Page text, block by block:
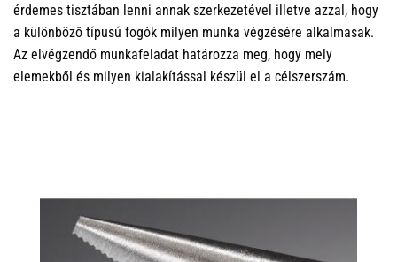
érdemes tisztában lenni annak szerkezetével illetve azzal, hogy
a különböző típusú fogók milyen munka végzésére alkalmasak.
Az elvégzendő munkafeladat határozza meg, hogy mely
elemekből és milyen kialakítással készül el a célszerszám.